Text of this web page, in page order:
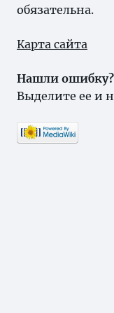
обязательна.
Карта сайта
Нашли ошибку?
Выделите ее и